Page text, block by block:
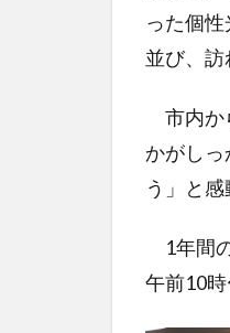
った個
並び、訪
市内か
かがしっ
う」と感
1年間
午前10時